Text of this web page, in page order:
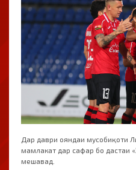
Дар даври ояндаи мусобиқоти
мамлакат дар сафар бо дастаи
мешавад.